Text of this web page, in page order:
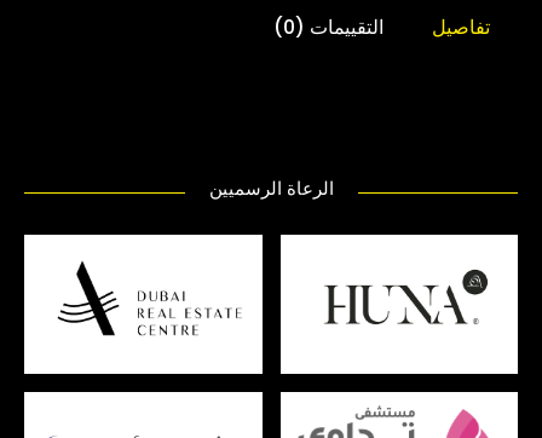
تفاصيل التقييمات (0)
الرعاة الرسميين